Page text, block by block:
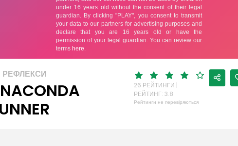
РЕФЛЕКСИ
26 РЕЙТИНГИ |
РЕЙТИНГ: 3.8
Рейтинги не перевіряються